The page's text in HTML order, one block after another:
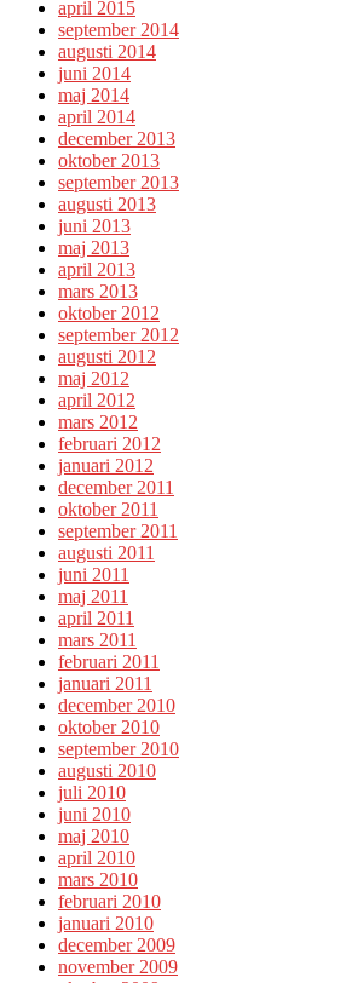
april 2015
september 2014
augusti 2014
juni 2014
maj 2014
april 2014
december 2013
oktober 2013
september 2013
augusti 2013
juni 2013
maj 2013
april 2013
mars 2013
oktober 2012
september 2012
augusti 2012
maj 2012
april 2012
mars 2012
februari 2012
januari 2012
december 2011
oktober 2011
september 2011
augusti 2011
juni 2011
maj 2011
april 2011
mars 2011
februari 2011
januari 2011
december 2010
oktober 2010
september 2010
augusti 2010
juli 2010
juni 2010
maj 2010
april 2010
mars 2010
februari 2010
januari 2010
december 2009
november 2009